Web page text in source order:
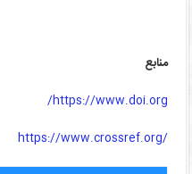
منابع
https://www.doi.org/
/https://www.crossref.org